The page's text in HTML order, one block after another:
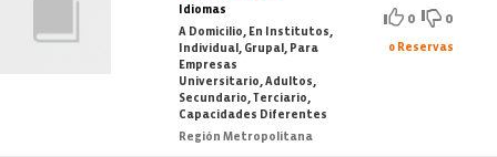
Idiomas
A Domicilio, En Institutos,
Individual, Grupal, Para
Empresas
Universitario, Adultos,
Secundario, Terciario,
Capacidades Diferentes
Región Metropolitana
0 0
0 Reservas